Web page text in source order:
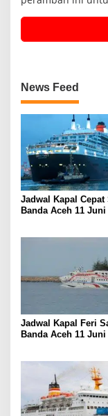
News Feed
Jadwal Kapal Cepat
Banda Aceh 11 Juni
Jadwal Kapal Feri
Banda Aceh 11 Juni